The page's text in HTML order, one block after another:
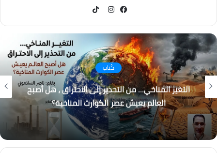
كُتاب
التغير المناخي… من التحذير إلى الاحتراق ، هل أصبح
العالم يعيش عصر الكوارث المناخية؟